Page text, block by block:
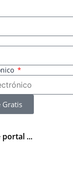
Gratis
portal ...